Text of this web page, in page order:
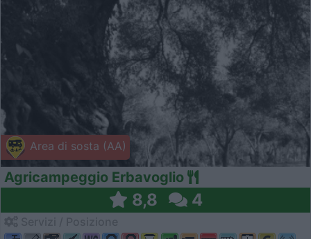
Area di sosta (AA)
Agricampeggio Erbavoglio
8,8 4